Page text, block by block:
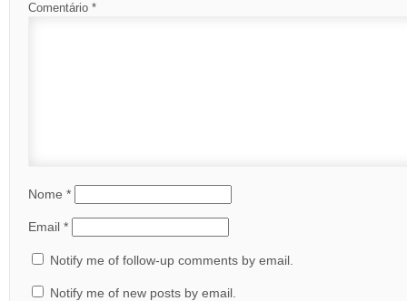
Comentário *
Nome *
Email *
Notify me of follow-up comments by email.
Notify me of new posts by email.